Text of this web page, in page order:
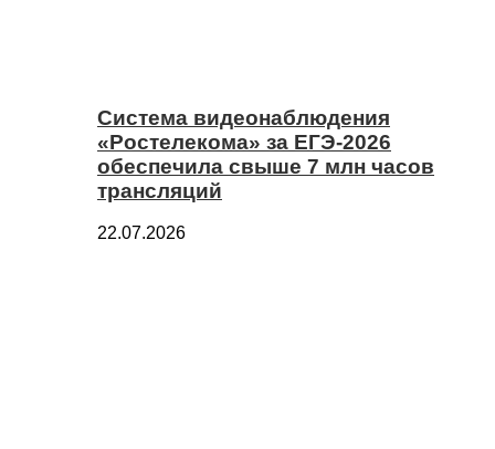
Система видеонаблюдения
«Ростелекома» за ЕГЭ-2026
обеспечила свыше 7 млн часов
трансляций
22.07.2026